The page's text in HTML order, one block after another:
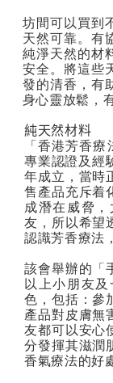
坊間可以買到
天然可靠。有
純淨天然的材
安全。將這些
發的清香，有
身心靈放鬆，
純天然材料
「香港芳香
專業認證及經
年成立，當時
售產品充斥着
成潛在威脅
友，所以希望
認識芳香療法
該會舉辦的「
以上小朋友
色，包括：參
產品對皮膚無
友都可以安心
分發揮其滋潤
香氣療法的好